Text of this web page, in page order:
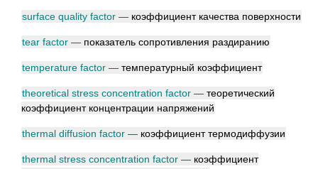
surface quality factor — коэффициент качества поверхности
tear factor — показатель сопротивления раздиранию
temperature factor — температурный коэффициент
theoretical stress concentration factor — теоретический
коэффициент концентрации напряжений
thermal diffusion factor — коэффициент термодиффузии
thermal stress concentration factor — коэффициент